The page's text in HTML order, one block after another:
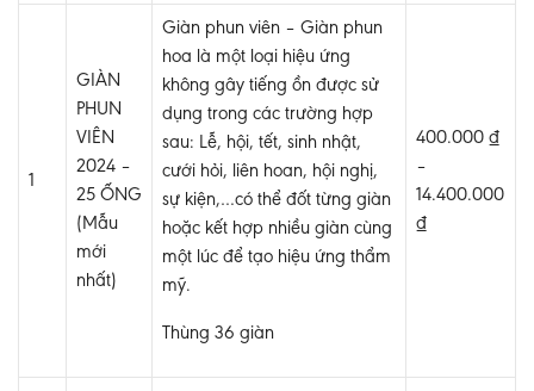
1
GIÀN
PHUN
VIÊN
2024 –
25 ỐNG
(Mẫu
mới
nhất)
Giàn phun viên – Giàn phun
hoa là một loại hiệu ứng
không gây tiếng ồn được sử
dụng trong các trường hợp
sau: Lễ, hội, tết, sinh nhật,
cưới hỏi, liên hoan, hội nghị,
sự kiện,…có thể đốt từng giàn
hoặc kết hợp nhiều giàn cùng
một lúc để tạo hiệu ứng thẩm
mỹ.
Thùng 36 giàn
400.000 ₫
–
14.400.000
₫